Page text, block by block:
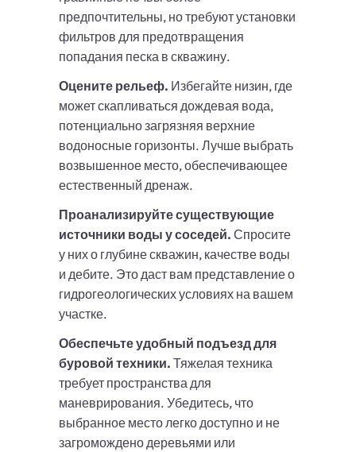
предпочтительны, но требуют установки
фильтров для предотвращения
попадания песка в скважину.
Оцените рельеф. Избегайте низин, где
может скапливаться дождевая вода,
потенциально загрязняя верхние
водоносные горизонты. Лучше выбрать
возвышенное место, обеспечивающее
естественный дренаж.
Проанализируйте существующие
источники воды у соседей. Спросите
у них о глубине скважин, качестве воды
и дебите. Это даст вам представление о
гидрогеологических условиях на вашем
участке.
Обеспечьте удобный подъезд для
буровой техники. Тяжелая техника
требует пространства для
маневрирования. Убедитесь, что
выбранное место легко доступно и не
загромождено деревьями или